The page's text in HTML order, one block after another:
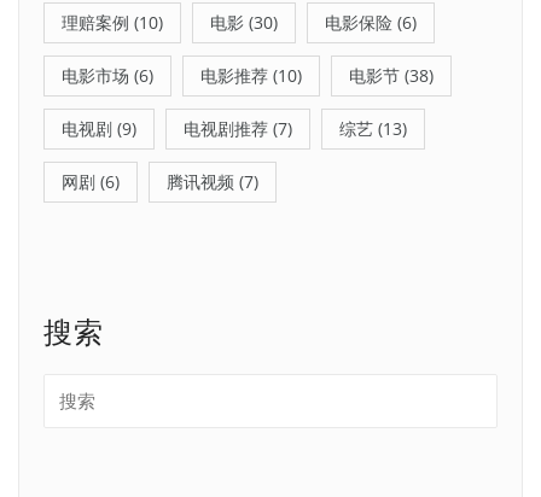
理赔案例 (10) 电影 (30) 电影保险 (6)
电影市场 (6) 电影推荐 (10) 电影节 (38)
电视剧 (9) 电视剧推荐 (7) 综艺 (13)
网剧 (6) 腾讯视频 (7)
搜索